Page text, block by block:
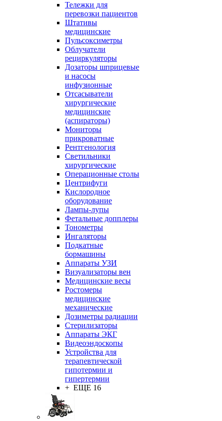
Тележки для
перевозки пациентов
Штативы
медицинские
Пульсоксиметры
Облучатели
рециркуляторы
Дозаторы шприцевые
и насосы
инфузионные
Отсасыватели
хирургические
медицинские
(аспираторы)
Мониторы
прикроватные
Рентгенология
Светильники
хирургические
Операционные столы
Центрифуги
Кислородное
оборудование
Лампы-лупы
Фетальные допплеры
Тонометры
Ингаляторы
Подкатные
бормашины
Аппараты УЗИ
Визуализаторы вен
Медицинские весы
Ростомеры
медицинские
механические
Дозиметры радиации
Стерилизаторы
Аппараты ЭКГ
Видеоэндоскопы
Устройства для
терапевтической
гипотермии и
гипертермии
+ ЕЩЕ 16